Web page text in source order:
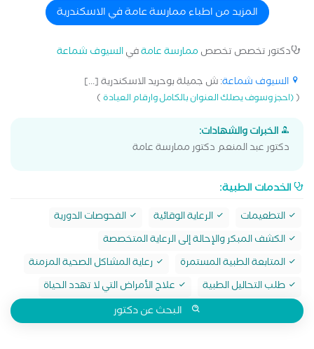
المزيد من اطباء ممارسة عامة في الاسكندرية
دكتور تخصص تخصص ممارسة عامةفيالسيوف شماعة
السيوف شماعة: ش جميلة بوحريد الاسكندرية [...]
((احجز وسوف يصلك العنوان بالكامل وارقام العيادة)
الخبرات والشهادات:
دكتور عبد المنعم دكتور ممارسة عامة
الخدمات الطبية:
التطعيمات الرعاية الوقائية
الفحوصات الدورية
الكشف المبكر والإحالة إلى الرعاية المتخصصة
المتابعة الطبية المستمرة
رعاية المشاكل الصحية المزمنة
طلب التحاليل الطبية
علاج الأمراض التي لا تهدد الحياة
البحث عن دكتور